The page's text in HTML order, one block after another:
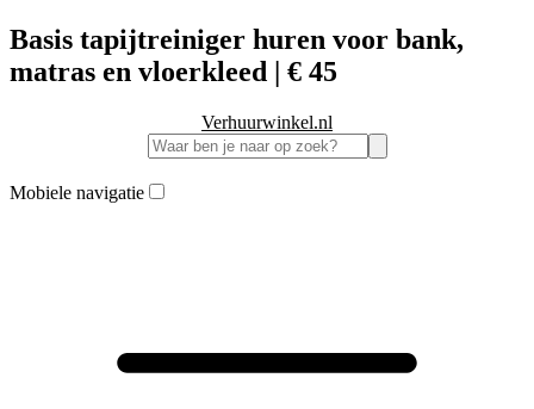
Basis tapijtreiniger huren voor bank,
matras en vloerkleed | € 45
Verhuurwinkel.nl
Mobiele navigatie